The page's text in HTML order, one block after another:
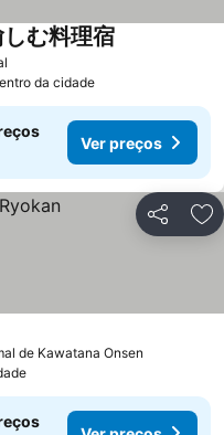
む料理宿
da cidade
Ver preços
Partilhar
de Kawatana Onsen